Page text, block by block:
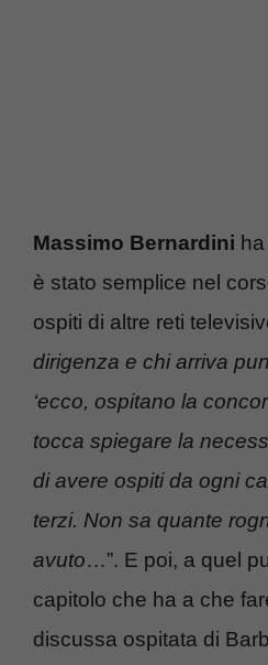
Massimo Bernardini
è stato semplice nel
ospiti di altre reti
dirigenza e chi arriva
‘ecco, ospitano la
tocca spiegare la
di avere ospiti da ogni
terzi. Non sa quante
avuto…”. E poi, a quel
capitolo che ha a che
discussa ospitata di